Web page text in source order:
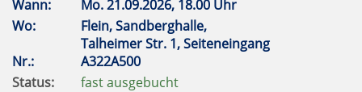
Wann:
Mo.21.09.2026, 18.00 Uhr
Wo:
Flein, Sandberghalle,
Talheimer Str. 1, Seiteneingang
Nr.:
A322A500
Status:
fast ausgebucht